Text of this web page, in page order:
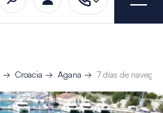
Croacia Agana 7 días de